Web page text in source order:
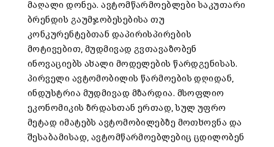
მაღალი დონეა. ავტომწარმოებლები საკუთარი
ბრენდის გაუმჯობესებისა თუ
კონკურენტებთან დაპირისპირების
მოტივებით, მუდმივად გვთავაზობენ
ინოვაციებს ახალი მოდელების წარდგენისას.
პირველი ავტომობილის წარმოების დღიდან,
ინდუსტრია მუდმივად მზარდია. მსოფლიო
ეკონომიკის ზრდასთან ერთად, სულ უფრო
მეტად იმატებს ავტომობილებზე მოთხოვნა და
შესაბამისად, ავტომწარმოებლებიც ცდილობენ